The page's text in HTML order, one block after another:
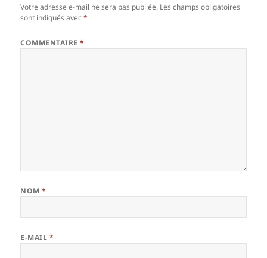
Votre adresse e-mail ne sera pas publiée. Les champs obligatoires
sont indiqués avec*
COMMENTAIRE*
NOM*
E-MAIL *